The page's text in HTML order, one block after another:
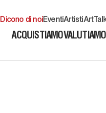
Dicono di noiEventiArtisti
ACQUISTIAMOVALUTIAMO